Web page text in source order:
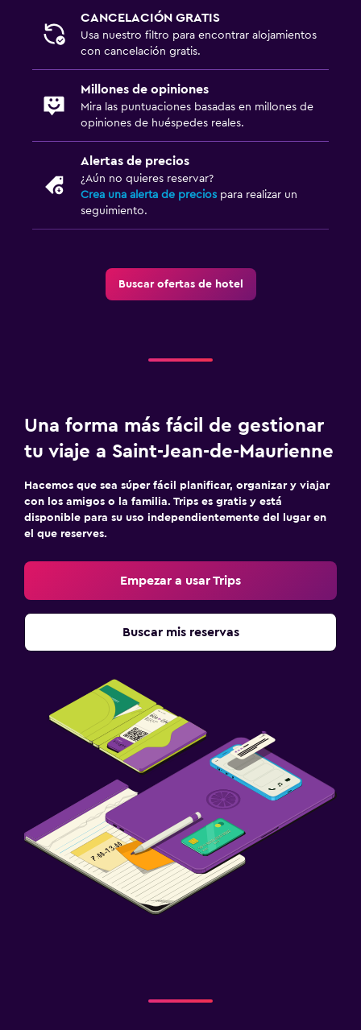
CANCELACIÓN GRATIS
Usa nuestro filtro para encontrar alojamientos
con cancelación gratis.
Millones de opiniones
Mira las puntuaciones basadas en millones de
opiniones de huéspedes reales.
Alertas de precios
¿Aún no quieres reservar?
Crea una alerta de precios para realizar un
seguimiento.
Buscar ofertas de hotel
Una forma más fácil de gestionar
tu viaje a Saint-Jean-de-Maurienne
Hacemos que sea súper fácil planificar, organizar y viajar
con los amigos o la familia. Trips es gratis y está
disponible para su uso independientemente del lugar en
el que reserves.
Empezar a usar Trips
Buscar mis reservas